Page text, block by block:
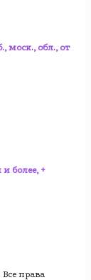
моск., обл., от
более, +
права